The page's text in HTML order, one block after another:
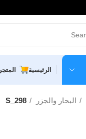
الرئيسية المتجر
البحار والجزر S_298